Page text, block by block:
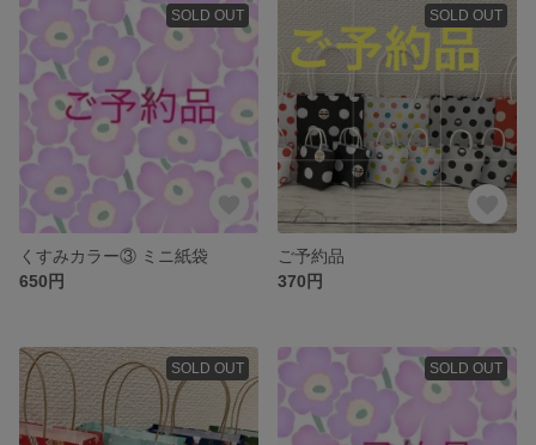
SOLD OUT
くすみカラー③ ミニ紙袋
650円
SOLD OUT
ご予約品
370円
SOLD OUT SOLD OUT